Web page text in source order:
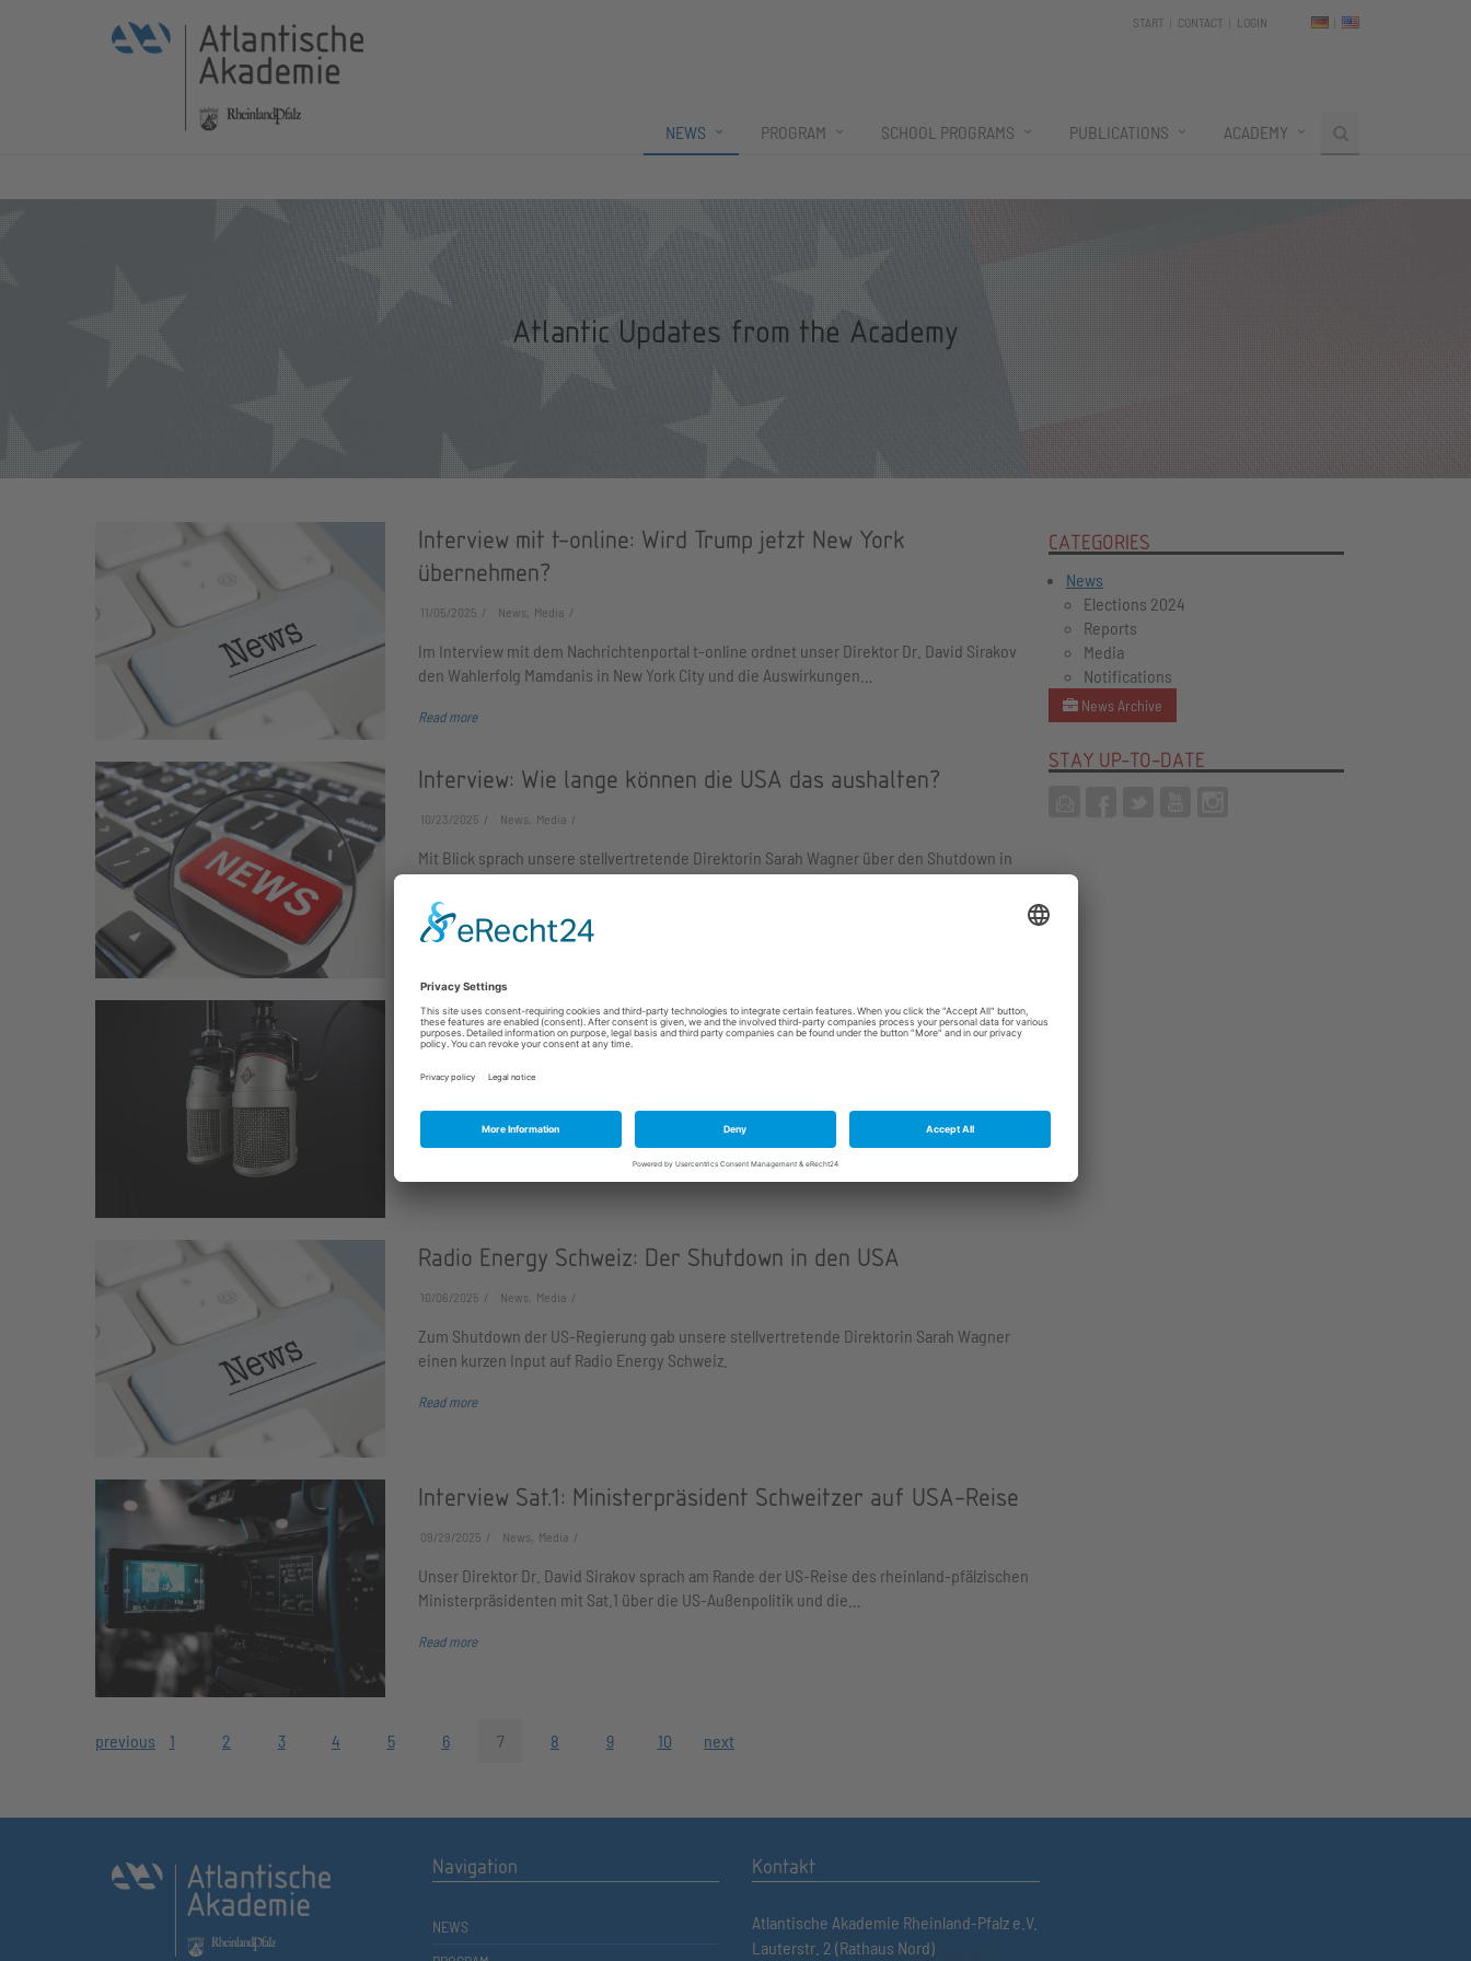
START CONTACT LOGIN
NEWS PROGRAM SCHOOL PROGRAMS PUBLICATIONS ACADEMY
Atlantic Updates from the Academy
Interview mit t-online: Wird Trump jetzt New York
übernehmen?
11/05/2025 News, Media
Im Interview mit dem Nachrichtenportal t-online ordnet unser Direktor Dr. David Sirakov
den Wahlerfolg Mamdanis in New York City und die Auswirkungen…
Read more
Interview: Wie lange können die USA das aushalten?
10/23/2025 News, Media
Mit Blick sprach unsere stellvertretende Direktorin Sarah Wagner über den Shutdown in
den USA.
Read more
Interview: «Die Demokraten in den USA gehen nahezu unter»
und die Demokratische Partei.
Radio Energy Schweiz: Der Shutdown in den USA
10/06/2025 News, Media
Zum Shutdown der US-Regierung gab unsere stellvertretende Direktorin Sarah Wagner
einen kurzen Input auf Radio Energy Schweiz.
Read more
Interview Sat.1: Ministerpräsident Schweitzer auf USA-Reise
09/29/2025 News, Media
Unser Direktor Dr. David Sirakov sprach am Rande der US-Reise des rheinland-pfälzischen
Ministerpräsidenten mit Sat.1 über die US-Außenpolitik und die…
Read more
previous 1 2 3 4 5 6 7 8 9 10 next
CATEGORIES
News
Elections 2024
Reports
Media
Notifications
News Archive
STAY UP-TO-DATE
Navigation
NEWS
Kontakt
Atlantische Akademie Rheinland-Pfalz e.V.
Lauterstr. 2 (Rathaus Nord)